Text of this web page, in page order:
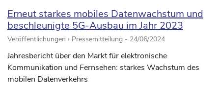
Erneut starkes mobiles Datenwachstum und
beschleunigte 5G-Ausbau im Jahr 2023
Veröffentlichungen › Pressemitteilung - 24/06/2024
Jahresbericht über den Markt für elektronische
Kommunikation und Fernsehen: starkes Wachstum des
mobilen Datenverkehrs